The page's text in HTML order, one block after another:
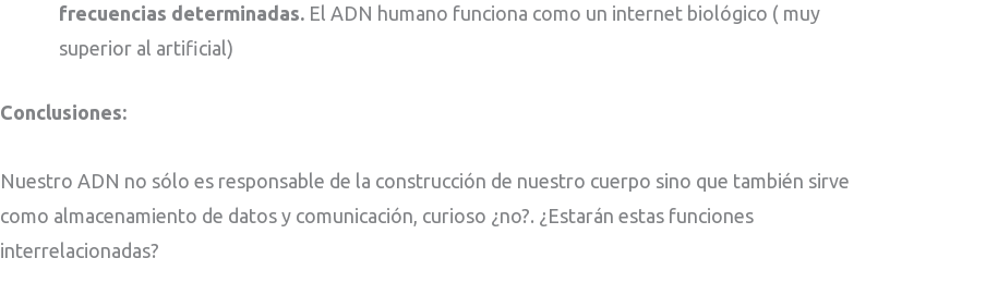
frecuencias determinadas. El ADN humano funciona como un internet biológico ( muy
superior al artificial)
Conclusiones:
Nuestro ADN no sólo es responsable de la construcción de nuestro cuerpo sino que también sirve
como almacenamiento de datos y comunicación, curioso ¿no?. ¿Estarán estas funciones
interrelacionadas?